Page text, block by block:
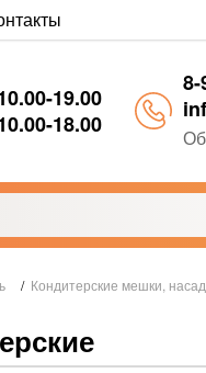
19.00
18.00
8-
/ Кондитерские мешки,